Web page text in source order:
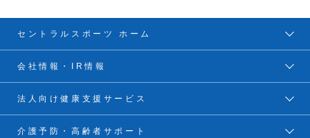
セントラルスポーツ ホーム
会社情報・IR情報
法人向け健康支援サービス
介護予防・高齢者サポート